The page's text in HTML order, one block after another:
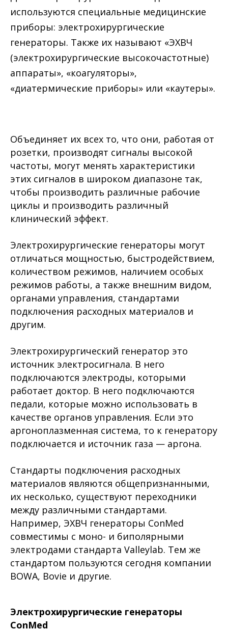
используются специальные медицинские
приборы: электрохирургические
генераторы. Также их называют «ЭХВЧ
(электрохирургические высокочастотные)
аппараты», «коагуляторы»,
«диатермические приборы» или «каутеры».
Объединяет их всех то, что они, работая от
розетки, производят сигналы высокой
частоты, могут менять характеристики
этих сигналов в широком диапазоне так,
чтобы производить различные рабочие
циклы и производить различный
клинический эффект.
Электрохирургические генераторы могут
отличаться мощностью, быстродействием,
количеством режимов, наличием особых
режимов работы, а также внешним видом,
органами управления, стандартами
подключения расходных материалов и
другим.
Электрохирургический генератор это
источник электросигнала. В него
подключаются электроды, которыми
работает доктор. В него подключаются
педали, которые можно использовать в
качестве органов управления. Если это
аргоноплазменная система, то к генератору
подключается и источник газа — аргона.
Стандарты подключения расходных
материалов являются общепризнанными,
их несколько, существуют переходники
между различными стандартами.
Например, ЭХВЧ генераторы ConMed
совместимы с моно- и биполярными
электродами стандарта Valleylab. Тем же
стандартом пользуются сегодня компании
BOWA, Bovie и другие.
Электрохирургические генераторы
ConMed